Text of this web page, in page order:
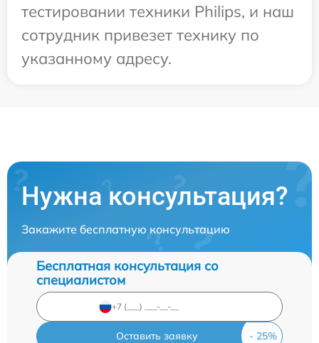
тестировании техники Philips, и наш
сотрудник привезет технику по
указанному адресу.
Нужна консультация?
Закажите бесплатную консультацию
Бесплатная консультация со
специалистом
Оставить заявку